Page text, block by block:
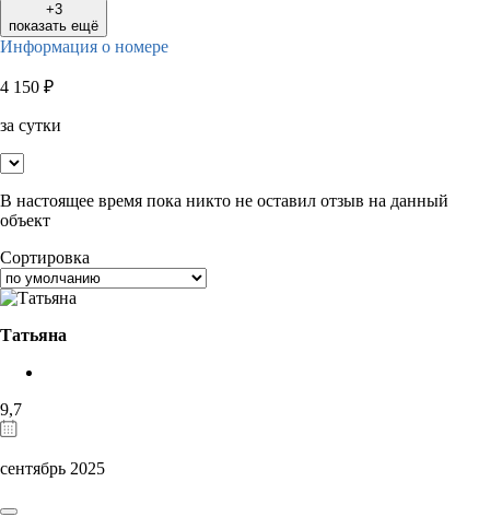
+3
показать ещё
Информация о номере
4 150 ₽
за сутки
В настоящее время пока никто не оставил отзыв на данный
объект
Сортировка
Татьяна
9,7
сентябрь 2025